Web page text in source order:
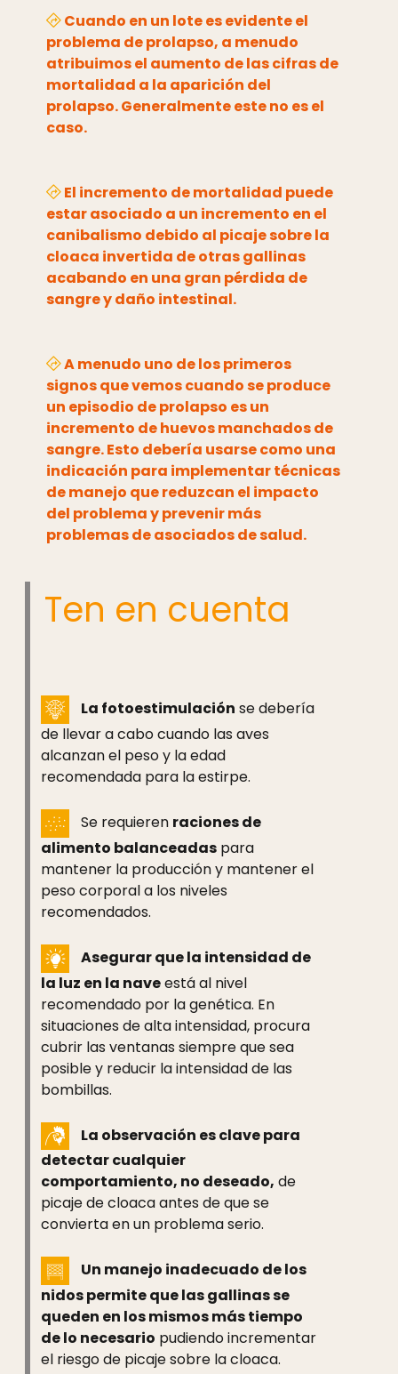
Cuando en un lote es evidente el
problema de prolapso, a menudo
atribuimos el aumento de las cifras de
mortalidad a la aparición del
prolapso. Generalmente este no es el
caso.
El incremento de mortalidad puede
estar asociado a un incremento en el
canibalismo debido al picaje sobre la
cloaca invertida de otras gallinas
acabando en una gran pérdida de
sangre y daño intestinal.
A menudo uno de los primeros
signos que vemos cuando se produce
un episodio de prolapso es un
incremento de huevos manchados de
sangre.Esto debería usarse como una
indicación para implementar técnicas
de manejo que reduzcan el impacto
del problema y prevenir más
problemas de asociados de salud.
Ten en cuenta
La fotoestimulación se debería
de llevar a cabo cuando las aves
alcanzan el peso y la edad
recomendada para la estirpe.
Se requieren raciones de
alimento balanceadas para
mantener la producción y mantener el
peso corporal a los niveles
recomendados.
Asegurar que la intensidad de
la luz en la naveestá al nivel
recomendado por la genética. En
situaciones de alta intensidad, procura
cubrir las ventanas siempre que sea
posible y reducir la intensidad de las
bombillas.
La observación es clave para
detectar cualquier
comportamiento, no deseado, de
picaje de cloaca antes de que se
convierta en un problema serio.
Un manejo inadecuado de los
nidos permite que las gallinas se
queden en los mismos más tiempo
de lo necesario pudiendo incrementar
el riesgo de picaje sobre la cloaca.